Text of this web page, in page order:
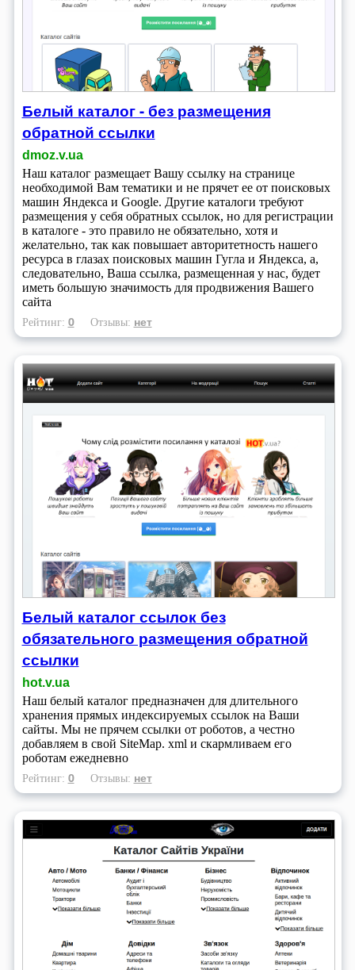
Белый каталог - без размещения
обратной ссылки
dmoz.v.ua
Наш каталог размещает Вашу ссылку на странице
необходимой Вам тематики и не прячет ее от поисковых
машин Яндекса и Google. Другие каталоги требуют
размещения у себя обратных ссылок, но для регистрации
в каталоге - это правило не обязательно, хотя и
желательно, так как повышает авторитетность нашего
ресурса в глазах поисковых машин Гугла и Яндекса, а,
следовательно, Ваша ссылка, размещенная у нас, будет
иметь большую значимость для продвижения Вашего
сайта
Рейтинг: 0 Отзывы: нет
Белый каталог ссылок без
обязательного размещения обратной
ссылки
hot.v.ua
Наш белый каталог предназначен для длительного
хранения прямых индексируемых ссылок на Ваши
сайты. Мы не прячем ссылки от роботов, а честно
добавляем в свой SiteMap. xml и скармливаем его
роботам ежедневно
Рейтинг: 0 Отзывы: нет